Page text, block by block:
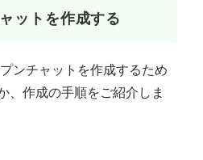
ットを作成する
ンチャットを作成するため
、作成の手順をご紹介しま